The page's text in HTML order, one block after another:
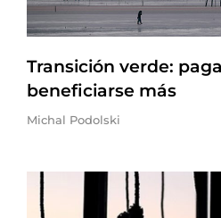
Transición verde:
beneficiarse más
Michal Podolski